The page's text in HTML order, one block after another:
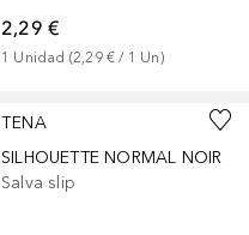
2,29 €
1 Unidad (2,29 € / 1 Un)
TENA
SILHOUETTE NORMAL NOIR
Salva slip